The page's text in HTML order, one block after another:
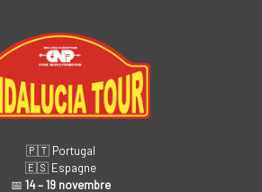
🇵🇹 Portugal
🇪🇸 Espagne
📅 14 – 19 novembre